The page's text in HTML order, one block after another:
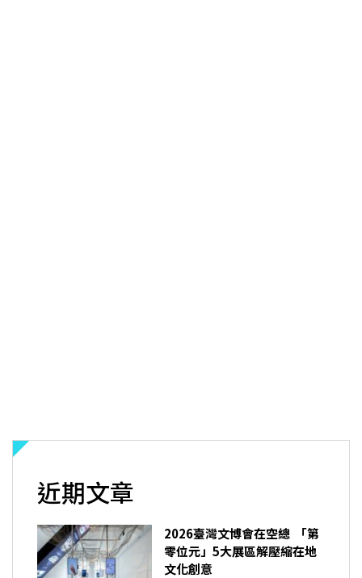
近期文章
2026臺灣文博會在空總 「第
零位元」5大展區解壓縮在地
文化創意